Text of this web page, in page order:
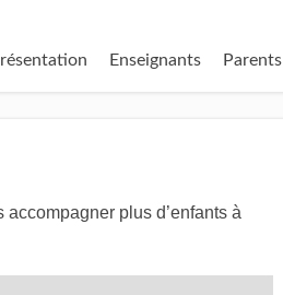
Enseignants Parents
plus d’enfants à